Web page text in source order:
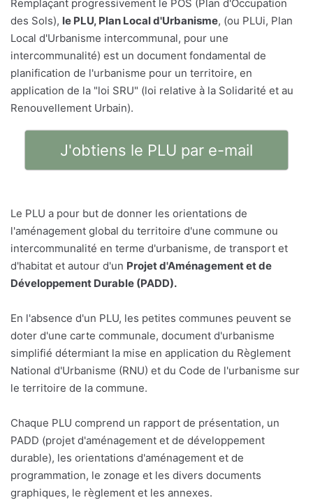
Remplaçant progressivement le POS (Plan d'Occupation
des Sols), le PLU, Plan Local d'Urbanisme, (ou PLUi, Plan
Local d'Urbanisme intercommunal, pour une
intercommunalité) est un document fondamental de
planification de l'urbanisme pour un territoire, en
application de la "loi SRU" (loi relative à la Solidarité et au
Renouvellement Urbain).
J'obtiens le PLU par e-mail
Le PLU a pour but de donner les orientations de
l'aménagement global du territoire d'une commune ou
intercommunalité en terme d'urbanisme, de transport et
d'habitat et autour d'un Projet d'Aménagement et de
Développement Durable (PADD).
En l'absence d'un PLU, les petites communes peuvent se
doter d'une carte communale, document d'urbanisme
simplifié détermiant la mise en application du Règlement
National d'Urbanisme (RNU) et du Code de l'urbanisme sur
le territoire de la commune.
Chaque PLU comprend un rapport de présentation, un
PADD (projet d'aménagement et de développement
durable), les orientations d'aménagement et de
programmation, le zonage et les divers documents
graphiques, le règlement et les annexes.